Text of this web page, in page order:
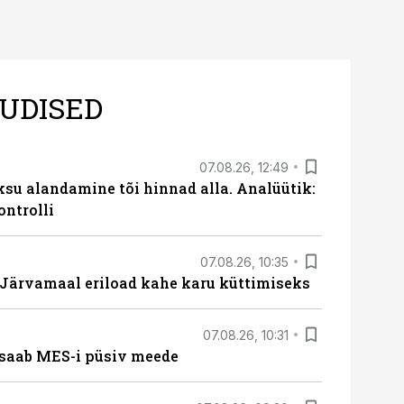
07.08.26, 12:49
alandamine tõi hinnad alla. Analüütik:
07.08.26, 10:35
eriload kahe karu küttimiseks
07.08.26, 10:31
MES-i püsiv meede